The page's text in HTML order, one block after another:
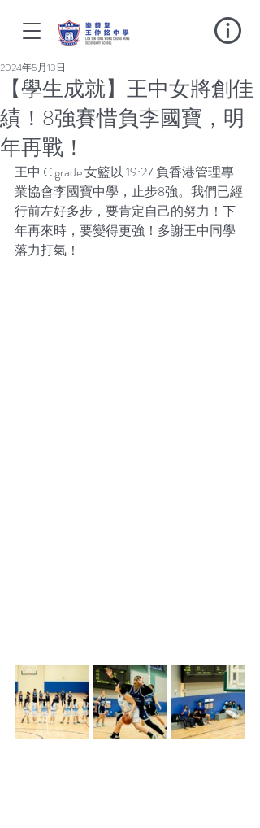
【學生成就】王中女將創佳
績！8強賽惜負李國寶，明
年再戰！
2024年5月13日
王中 C grade 女籃以 19:27 負香港管理專
業協會李國寶中學，止步8強。我們已經
行前左好多步，要肯定自己的努力！下
年再來時，要變得更強！多謝王中同學
落力打氣！